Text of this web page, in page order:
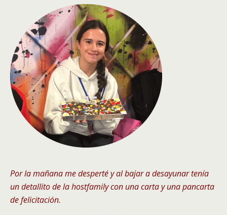
Por la mañana me desperté y al bajar a desayunar tenía
un detallito de la hostfamily con una carta y una pancarta
de felicitación.